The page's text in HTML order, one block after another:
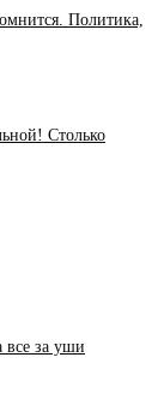
Политика,
Столько
все за уши